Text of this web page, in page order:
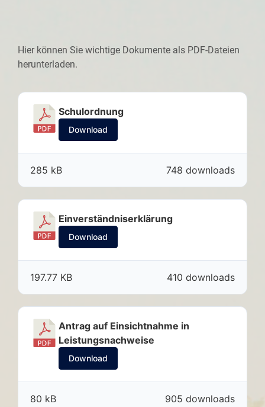
Hier können Sie wichtige Dokumente als PDF-Dateien
herunterladen.
Schulordnung
Download
748 downloads
285 kB
Einverständniserklärung
Download
410 downloads
197.77 KB
Antrag auf Einsichtnahme in
Leistungsnachweise
Download
905 downloads
80 kB